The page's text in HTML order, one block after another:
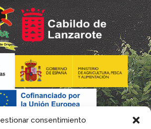
consentimiento